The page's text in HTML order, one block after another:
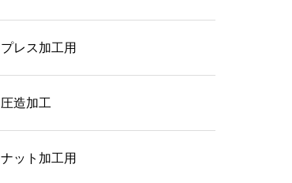
プレス加工用
圧造加工
ナット加工用